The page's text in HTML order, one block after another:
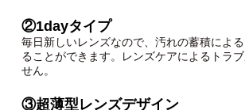
②1dayタイプ
毎日新しいレンズなので、汚れの蓄積によ
ることができます。レンズケアによるトラ
せん。
③超薄型レンズデザイン